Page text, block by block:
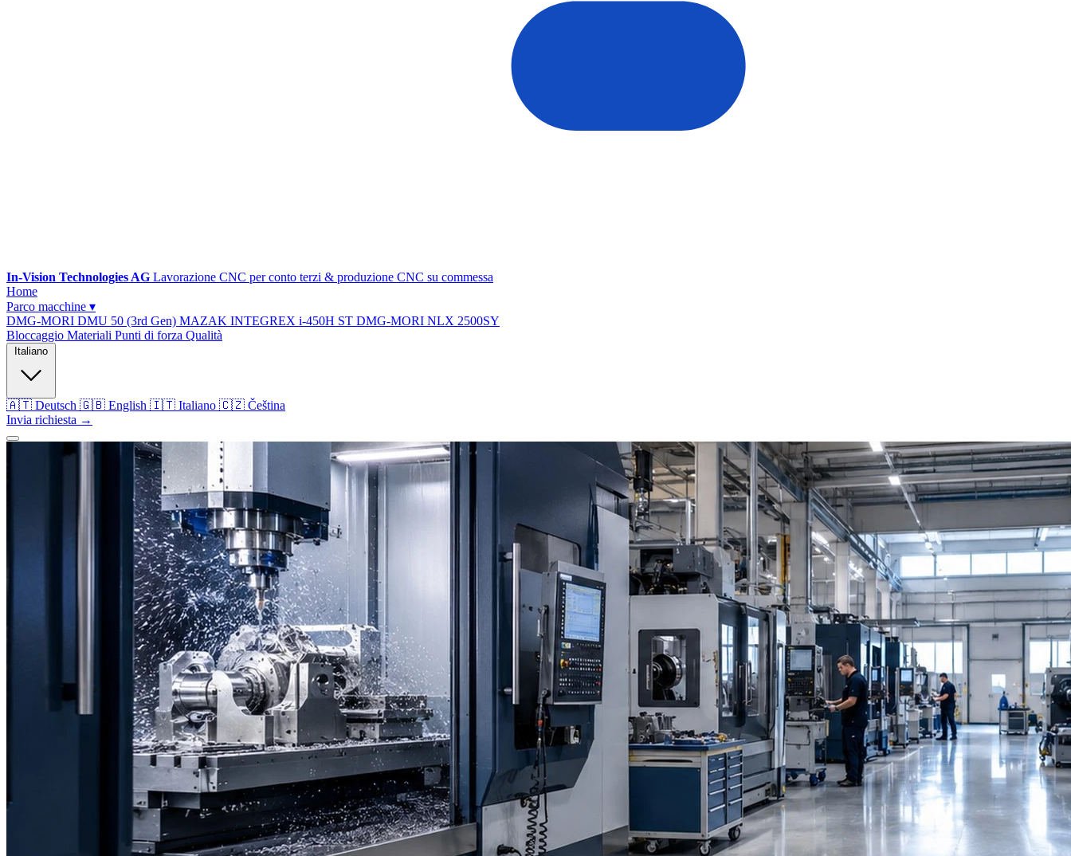
In-Vision Technologies AG Lavorazione CNC per conto terzi & produzione CNC su commessa
Home
Parco macchine ▾
DMG-MORI DMU 50 (3rd Gen) MAZAK INTEGREX i-450H ST DMG-MORI NLX 2500SY
Bloccaggio Materiali Punti di forza Qualità
Italiano
🇦🇹 Deutsch 🇬🇧 English 🇮🇹 Italiano 🇨🇿 Čeština
Invia richiesta →